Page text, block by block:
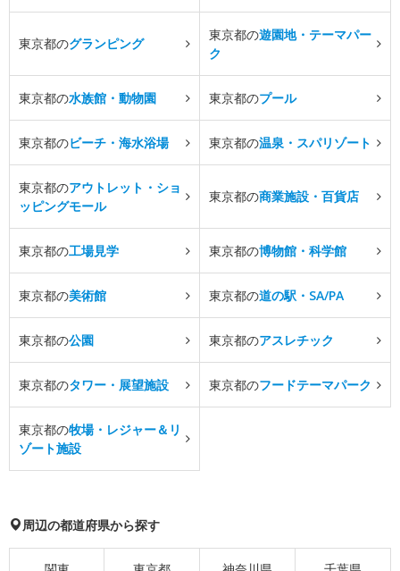
東京都のグランピング
東京都の遊園地・テーマパー
ク
東京都の水族館・動物園 東京都のプール
東京都のビーチ・海水浴場 東京都の温泉・スパリゾート
東京都のアウトレット・ショ
ッピングモール
東京都の商業施設・百貨店
東京都の工場見学 東京都の博物館・科学館
東京都の美術館 東京都の道の駅・SA/PA
東京都の公園 東京都のアスレチック
東京都のタワー・展望施設 東京都のフードテーマパーク
東京都の牧場・レジャー＆リ
ゾート施設
周辺の都道府県から探す